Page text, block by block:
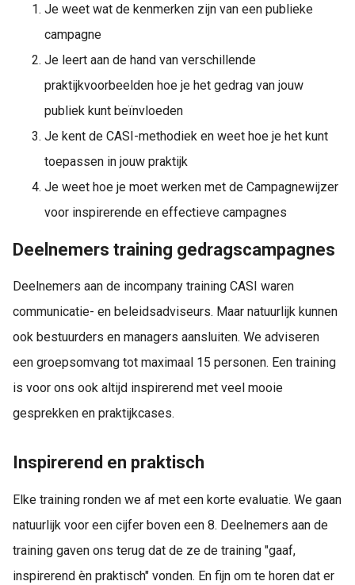
Je weet wat de kenmerken zijn van een publieke
campagne
Je leert aan de hand van verschillende
praktijkvoorbeelden hoe je het gedrag van jouw
publiek kunt beïnvloeden
Je kent de CASI-methodiek en weet hoe je het kunt
toepassen in jouw praktijk
Je weet hoe je moet werken met de Campagnewijzer
voor inspirerende en effectieve campagnes
Deelnemers training gedragscampagnes
Deelnemers aan de incompany training CASI waren
communicatie- en beleidsadviseurs. Maar natuurlijk kunnen
ook bestuurders en managers aansluiten. We adviseren
een groepsomvang tot maximaal 15 personen. Een training
is voor ons ook altijd inspirerend met veel mooie
gesprekken en praktijkcases.
Inspirerend en praktisch
Elke training ronden we af met een korte evaluatie. We gaan
natuurlijk voor een cijfer boven een 8. Deelnemers aan de
training gaven ons terug dat de ze de training "gaaf,
inspirerend èn praktisch" vonden. En fijn om te horen dat er